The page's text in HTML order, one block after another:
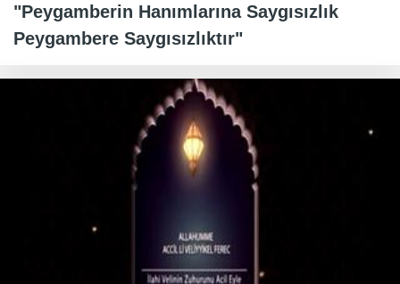
"Peygamberin Hanımlarına Saygısızlık
Peygambere Saygısızlıktır"